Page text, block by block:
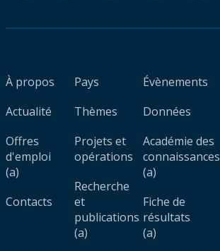
À propos
Actualité
Offres
d'emploi
(a)
Contacts
Pays
Thèmes
Projets et
opérations
Recherche
et
publications
(a)
Évènements
Données
Académie des
connaissances
(a)
Fiche de
résultats
(a)